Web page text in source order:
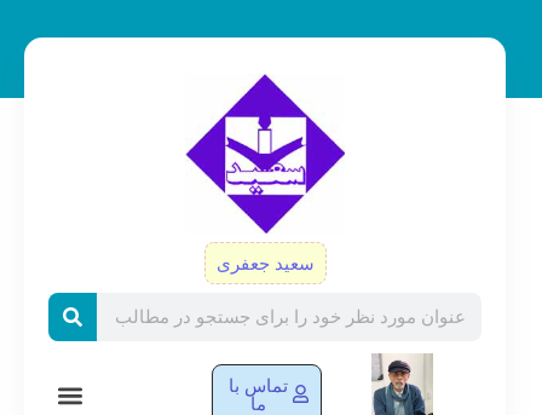
سعید جعفری
تماس با
ما